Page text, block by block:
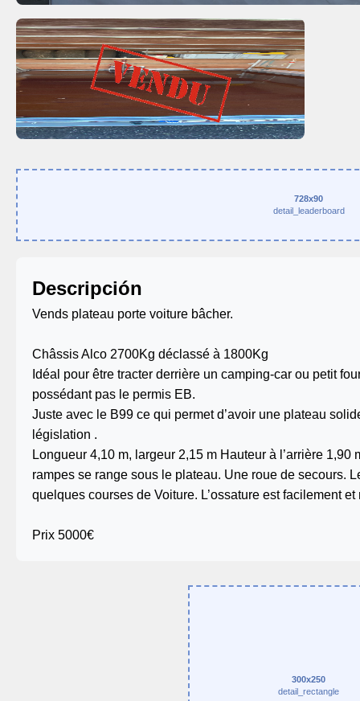
728x90
detail_leaderboard
Descripción
Vends plateau porte voiture bâcher.
Châssis Alco 2700Kg déclassé à 1800Kg
Idéal pour être tracter derrière un camping-car ou petit
possédant pas le permis EB.
Juste avec le B99 ce qui permet d’avoir une plateau
législation .
Longueur 4,10 m, largeur 2,15 m Hauteur à l’arrière
rampes se range sous le plateau. Une roue de secours.
quelques courses de Voiture. L’ossature est facilement
Prix 5000€
300x250
detail_rectangle